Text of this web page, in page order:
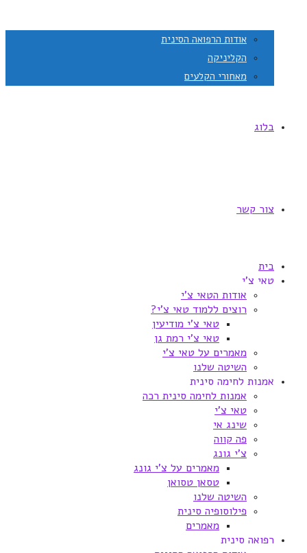
אודות הרפואה הסינית
הקליניקה
מאחורי הקלעים
בלוג
צור קשר
בית
טאי צ'י
אודות הטאי צ'י
רוצים ללמוד טאי צ'י?
טאי צ'י מודיעין
טאי צ'י רמת גן
מאמרים על טאי צ'י
השיטה שלנו
אמנות לחימה סינית
אמנות לחימה סינית רכה
טאי צ'י
שינג אי
פה קווה
צ'י גונג
מאמרים על צ'י גונג
טסאן טסואן
השיטה שלנו
פילוסופיה סינית
מאמרים
רפואה סינית